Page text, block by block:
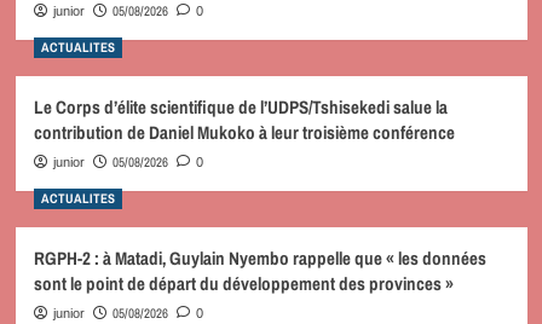
junior 05/08/2026 0
ACTUALITES
Le Corps d’élite scientifique de l’UDPS/Tshisekedi salue la
contribution de Daniel Mukoko à leur troisième conférence
junior 05/08/2026 0
ACTUALITES
RGPH-2 : à Matadi, Guylain Nyembo rappelle que « les données
sont le point de départ du développement des provinces »
junior 05/08/2026 0